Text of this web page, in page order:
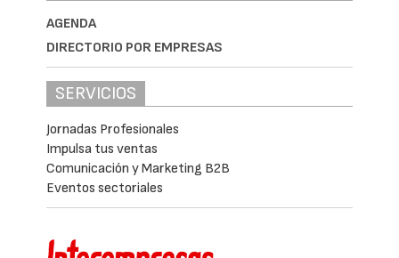
AGENDA
DIRECTORIO POR EMPRESAS
SERVICIOS
Jornadas Profesionales
Impulsa tus ventas
Comunicación y Marketing B2B
Eventos sectoriales